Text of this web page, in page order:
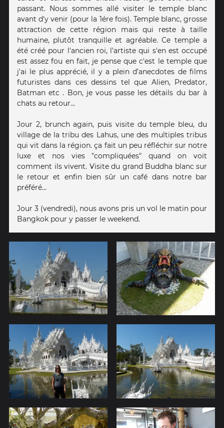
passant. Nous sommes allé visiter le temple blanc
avant d'y venir (pour la 1ére fois). Temple blanc, grosse
attraction de cette région mais qui reste à taille
humaine, plutôt tranquille et agréable. Ce temple a
été créé pour l'ancien roi, l'artiste qui s'en est occupé
est assez fou en fait, je pense que c'est le temple que
j'ai le plus apprécié, il y a plein d’anecdotes de films
futuristes dans ces dessins tel que Alien, Predator,
Batman etc . Bon, je vous passe les détails du bar à
chats au retour...
Jour 2, brunch again, puis visite du temple bleu, du
village de la tribu des Lahus, une des multiples tribus
qui vit dans la région. ça fait un peu réfléchir sur notre
luxe et nos vies "compliquées" quand on voit
comment ils vivent. Visite du grand Buddha blanc sur
le retour et enfin bien sûr un café dans notre bar
préféré...
Jour 3 (vendredi), nous avons pris un vol le matin pour
Bangkok pour y passer le weekend.